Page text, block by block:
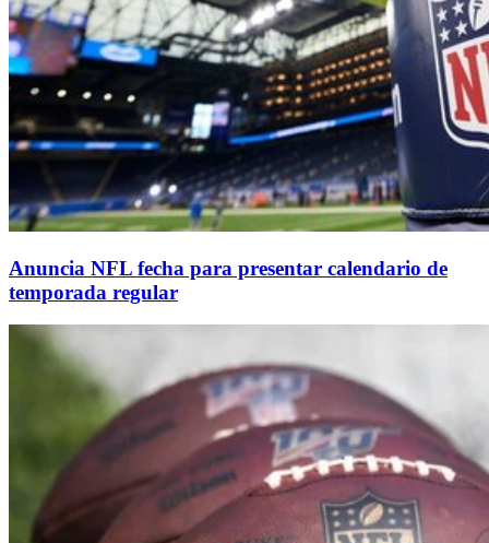
Anuncia NFL fecha para presentar calendario de
temporada regular